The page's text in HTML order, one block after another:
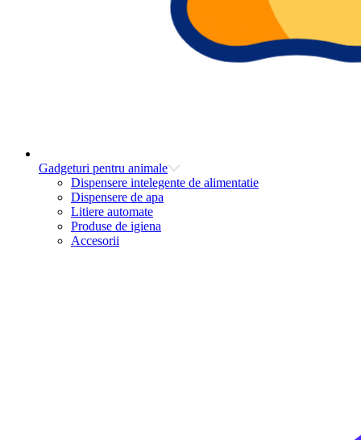
Gadgeturi pentru animale
Dispensere intelegente de alimentatie
Dispensere de apa
Litiere automate
Produse de igiena
Accesorii